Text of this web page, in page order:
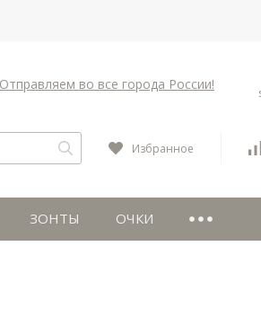
Отправляем во все города России!
Избранное
ЗОНТЫ ОЧКИ